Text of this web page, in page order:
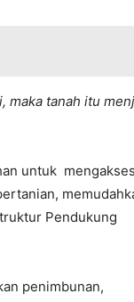
maka tanah itu
untuk mengakses
Pendukung
penimbunan,